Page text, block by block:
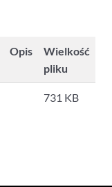
Opis
Wielkość
pliku
731 KB